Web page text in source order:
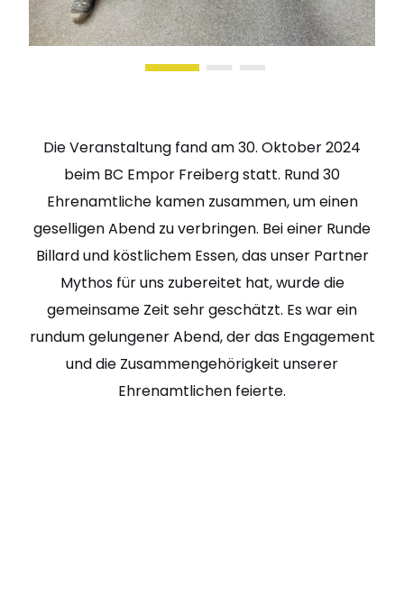
Die Veranstaltung fand am 30. Oktober 2024
beim BC Empor Freiberg statt. Rund 30
Ehrenamtliche kamen zusammen, um einen
geselligen Abend zu verbringen. Bei einer Runde
Billard und köstlichem Essen, das unser Partner
Mythos für uns zubereitet hat, wurde die
gemeinsame Zeit sehr geschätzt. Es war ein
rundum gelungener Abend, der das Engagement
und die Zusammengehörigkeit unserer
Ehrenamtlichen feierte.